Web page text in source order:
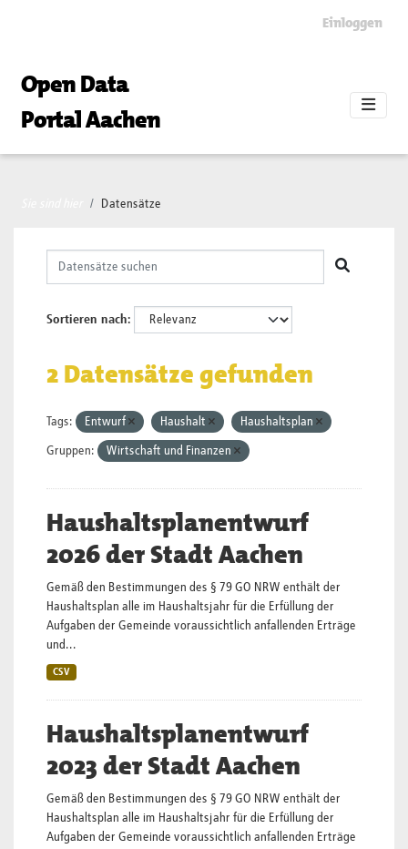
Einloggen
Open Data
Portal Aachen
Datensätze
Sortieren nach
2 Datensätze gefunden
Tags: Entwurf Haushalt Haushaltsplan
Gruppen: Wirtschaft und Finanzen
Haushaltsplanentwurf
2026 der Stadt Aachen
Gemäß den Bestimmungen des § 79 GO NRW enthält der
Haushaltsplan alle im Haushaltsjahr für die Erfüllung der
Aufgaben der Gemeinde voraussichtlich anfallenden Erträge
und...
CSV
Haushaltsplanentwurf
2023 der Stadt Aachen
Gemäß den Bestimmungen des § 79 GO NRW enthält der
Haushaltsplan alle im Haushaltsjahr für die Erfüllung der
Aufgaben der Gemeinde voraussichtlich anfallenden Erträge